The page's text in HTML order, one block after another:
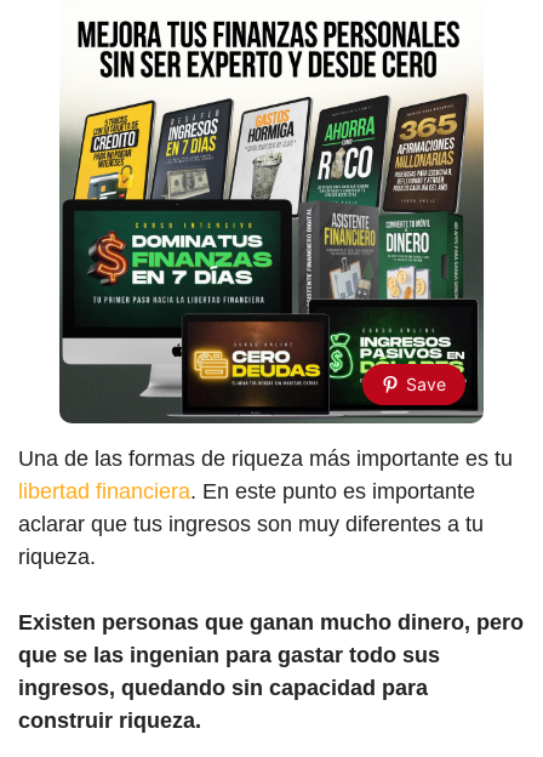
Save
Una de las formas de riqueza más importante es tu
libertad financiera. En este punto es importante
aclarar que tus ingresos son muy diferentes a tu
riqueza.
Existen personas que ganan mucho dinero, pero
que se las ingenian para gastar todo sus
ingresos, quedando sin capacidad para
construir riqueza.